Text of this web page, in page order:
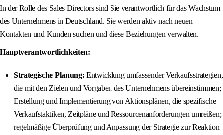
In der Rolle des Sales Directors sind Sie verantwortlich für das Wachstum
des Unternehmens in Deutschland. Sie werden aktiv nach neuen
Kontakten und Kunden suchen und diese Beziehungen verwalten.
Hauptverantwortlichkeiten:
Strategische Planung: Entwicklung umfassender Verkaufsstrategien,
die mit den Zielen und Vorgaben des Unternehmens übereinstimmen;
Erstellung und Implementierung von Aktionsplänen, die spezifische
Verkaufstaktiken, Zeitpläne und Ressourcenanforderungen umreißen;
regelmäßige Überprüfung und Anpassung der Strategie zur Reaktion